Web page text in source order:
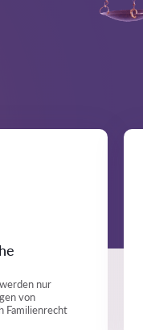
nur
von
Familienrecht